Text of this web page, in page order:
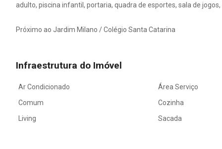
adulto, piscina infantil, portaria, quadra de esportes, sala de
Próximo ao Jardim Milano / Colégio Santa Catarina
Infraestrutura do Imóvel
Ar Condicionado
Área Serviço
Comum
Cozinha
Living
Sacada